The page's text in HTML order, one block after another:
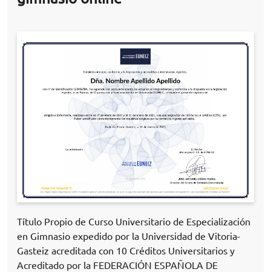
Título Propio de Curso Universitario de Especialización
en Gimnasio expedido por la Universidad de Vitoria-
Gasteiz acreditada con 10 Créditos Universitarios y
Acreditado por la FEDERACIÓN ESPAÑOLA DE